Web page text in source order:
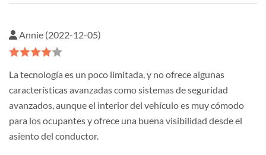
Annie (2022-12-05)
La tecnología es un poco limitada, y no ofrece algunas
características avanzadas como sistemas de seguridad
avanzados, aunque el interior del vehículo es muy cómodo
para los ocupantes y ofrece una buena visibilidad desde el
asiento del conductor.